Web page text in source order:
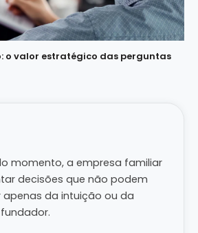
o valor estratégico das perguntas
momento, a empresa familiar
decisões que não podem
apenas da intuição ou da